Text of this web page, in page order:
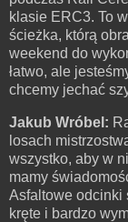
klasie ERC3. To
ścieżka, którą
weekend do
łatwo, ale
chcemy jechać
Jakub Wróbel:
losach
wszystko, aby w
mamy
Asfaltowe odcinki
kręte i bardzo